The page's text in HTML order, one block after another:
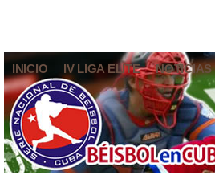
INICIO IV LIGA ELITE NOTICIAS